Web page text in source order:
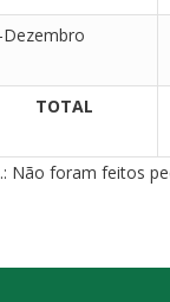
Dezembro
TOTAL
Não foram feitos